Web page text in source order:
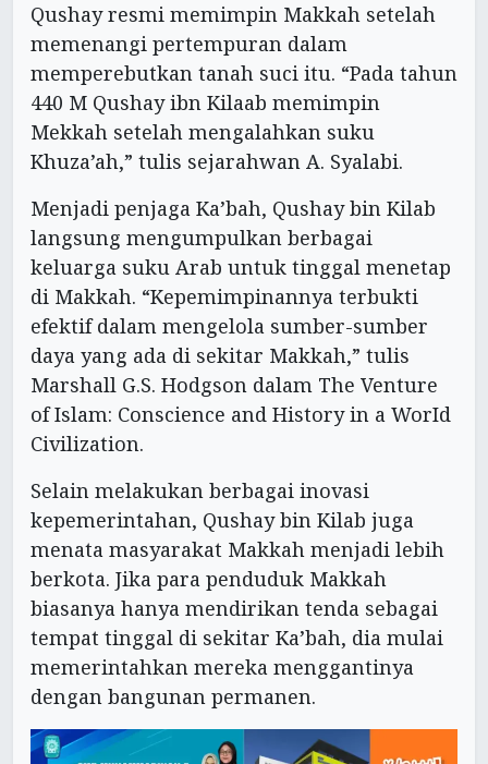
Qushay resmi memimpin Makkah setelah
memenangi pertempuran dalam
memperebutkan tanah suci itu. “Pada tahun
440 M Qushay ibn Kilaab memimpin
Mekkah setelah mengalahkan suku
Khuza’ah,” tulis sejarahwan A. Syalabi.
Menjadi penjaga Ka’bah, Qushay bin Kilab
langsung mengumpulkan berbagai
keluarga suku Arab untuk tinggal menetap
di Makkah. “Kepemimpinannya terbukti
efektif dalam mengelola sumber-sumber
daya yang ada di sekitar Makkah,” tulis
Marshall G.S. Hodgson dalam The Venture
of Islam: Conscience and History in a WorId
Civilization.
Selain melakukan berbagai inovasi
kepemerintahan, Qushay bin Kilab juga
menata masyarakat Makkah menjadi lebih
berkota. Jika para penduduk Makkah
biasanya hanya mendirikan tenda sebagai
tempat tinggal di sekitar Ka’bah, dia mulai
memerintahkan mereka menggantinya
dengan bangunan permanen.